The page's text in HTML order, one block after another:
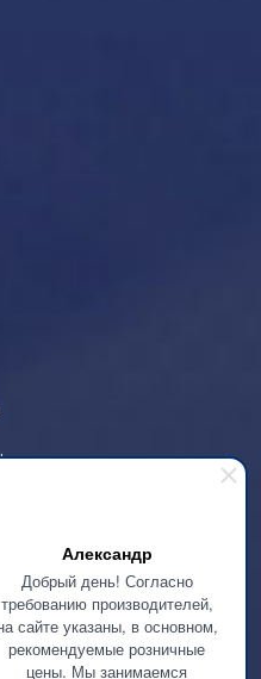
Александр
Добрый день! Согласно
требованию производителей,
сайте указаны, в основном,
рекомендуемые розничные
цены. Мы занимаемся
чтобы
его